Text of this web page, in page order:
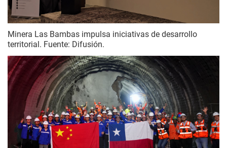
Minera Las Bambas impulsa iniciativas de desarrollo
territorial. Fuente: Difusión.